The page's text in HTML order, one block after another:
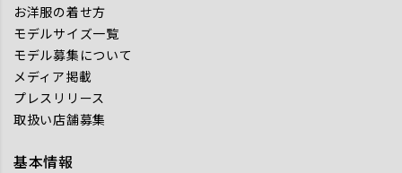
お洋服の着せ方
モデルサイズ一覧
モデル募集について
メディア掲載
プレスリリース
取扱い店舗募集
基本情報